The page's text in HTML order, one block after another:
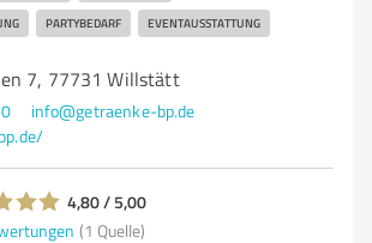
PARTYBEDARF EVENTAUSSTATTUNG
7, 77731 Willstätt
info@getraenke-bp.de
4,80 / 5,00
(1 Quelle)